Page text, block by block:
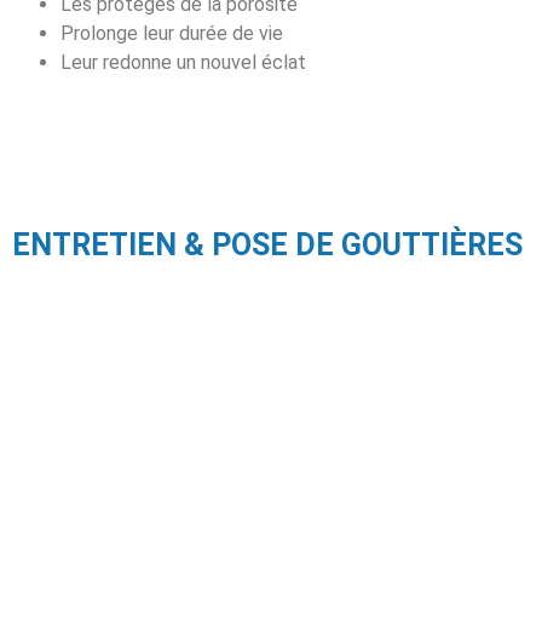
Les protèges de la porosité
Prolonge leur durée de vie
Leur redonne un nouvel éclat
ENTRETIEN & POSE DE GOUTTIÈRES